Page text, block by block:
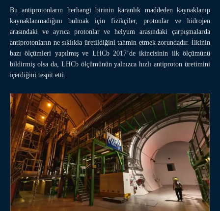
Bu antiprotonların herhangi birinin karanlık maddeden kaynaklanıp
kaynaklanmadığını bulmak için fizikçiler, protonlar ve hidrojen
arasındaki ve ayrıca protonlar ve helyum arasındaki çarpışmalarda
antiprotonların ne sıklıkla üretildiğini tahmin etmek zorundadır. İlkinin
bazı ölçümleri yapılmış ve LHCb 2017’de ikincisinin ilk ölçümünü
bildirmiş olsa da, LHCb ölçümünün yalnızca hızlı antiproton üretimini
içerdiğini tespit etti.